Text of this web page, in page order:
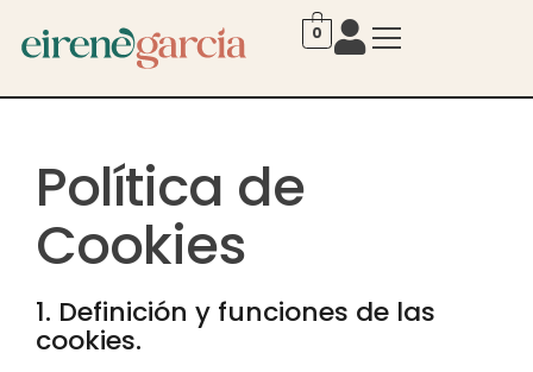
0
Política de
Cookies
1. Definición y funciones de las
cookies.